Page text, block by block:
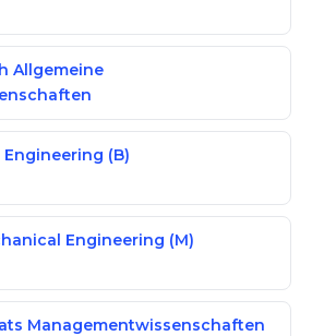
Allgemeine
(B)
Engineering (M)
Managementwissenschaften